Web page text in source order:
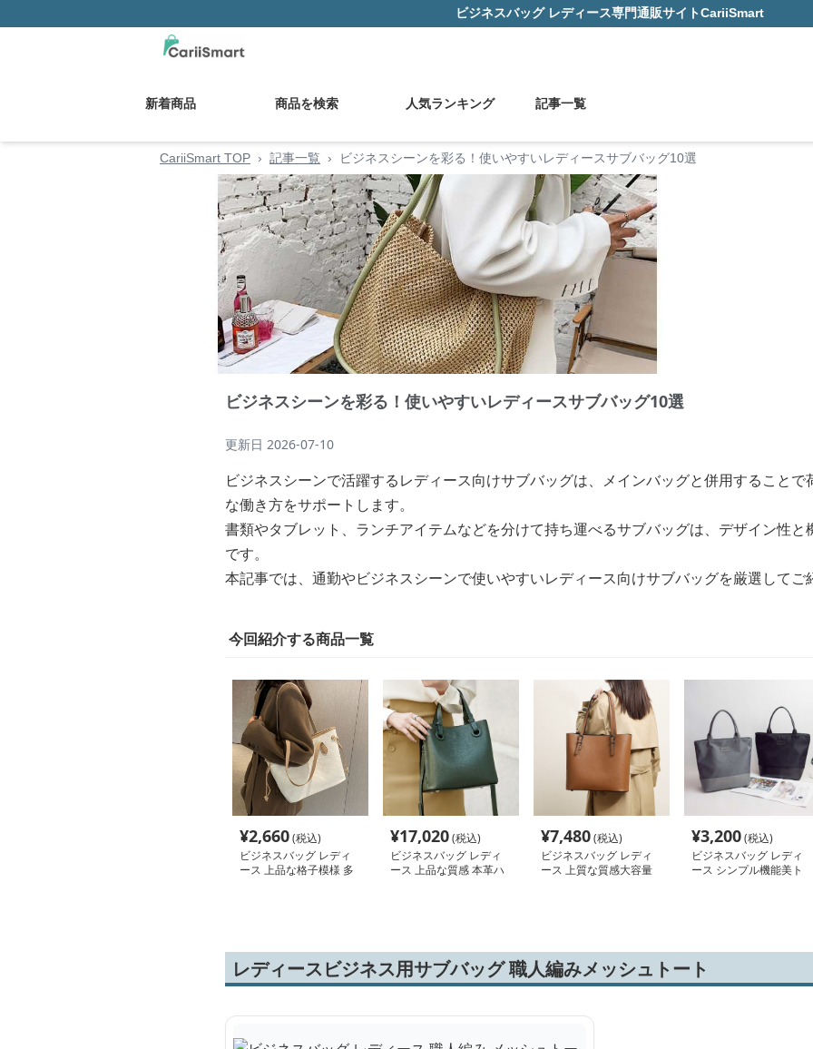
ビジネスバッグ レディース専門通販サイトCariiSmart
新着商品 商品を検索 人気ランキング 記事一覧
CariiSmart TOP › 記事一覧 › ビジネスシーンを彩る！使いやすいレディースサブバッグ10選
ビジネスシーンを彩る！使いやすいレディースサブバッグ10選
更新日 2026-07-10
ビジネスシーンで活躍するレディース向けサブバッグは、メインバッグと併用すること
な働き方をサポートします。
書類やタブレット、ランチアイテムなどを分けて持ち運べるサブバッグは、デザイン性
です。
本記事では、通勤やビジネスシーンで使いやすいレディース向けサブバッグを厳選してご
今回紹介する商品一覧
¥2,660(税込)
ビジネスバッグ レディ
ース 上品な格子模様 多
¥17,020(税込)
ビジネスバッグ レディ
ース 上品な質感 本革ハ
¥7,480(税込)
ビジネスバッグ レディ
ース 上質な質感大容量
¥3,200(税込)
ビジネスバッグ レディ
ース シンプル機能美ト
レディースビジネス用サブバッグ 職人編みメッシュトート